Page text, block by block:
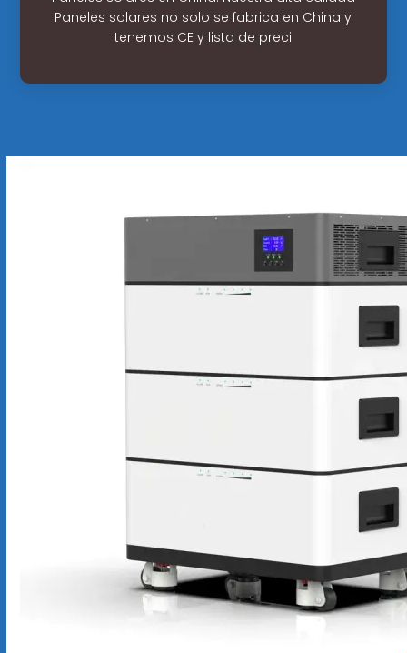
Paneles solares no solo se fabrica en China y
tenemos CE y lista de preci